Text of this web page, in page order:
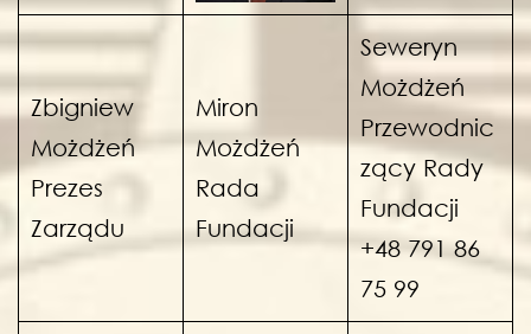
Zbigniew
Możdżeń
Prezes
Zarządu
Miron
Możdżeń
Rada
Fundacji
Seweryn
Możdżeń
Przewodnic
zący Rady
Fundacji
+48 791 86
75 99